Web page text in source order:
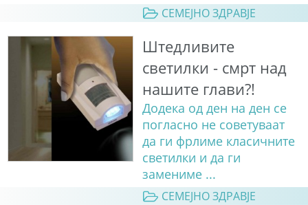
СЕМЕЈНО ЗДРАВЈЕ
Штедливите
светилки - смрт над
нашите глави?!
Додека од ден на ден се
погласно не советуваат
да ги фрлиме класичните
светилки и да ги
замениме ...
СЕМЕЈНО ЗДРАВЈЕ